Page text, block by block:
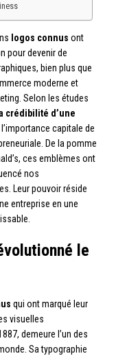
logos connus ont
pour devenir de
bien plus que
moderne et
Selon les études
crédibilité d’une
capitale de
De la pomme
ces emblèmes ont
nos
Leur pouvoir réside
entreprise en une
le
qui ont marqué leur
visuelles
demeure l’un des
Sa typographie